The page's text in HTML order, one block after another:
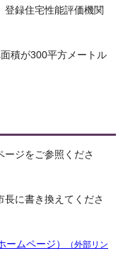
登録住宅性能評価機関
積が300平方メートル
ジをご参照くださ
に書き換えてくださ
ムページ）
（外部リン